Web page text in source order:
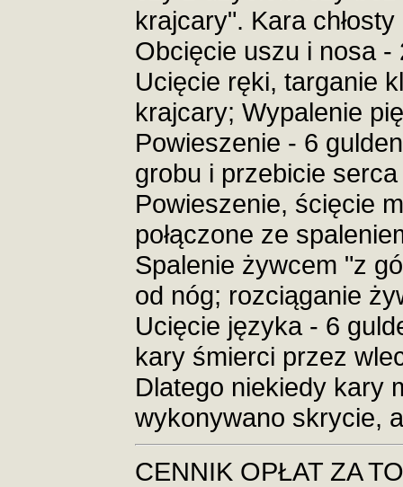
krajcary". Kara
Obcięcie uszu i nosa
Ucięcie ręki, targanie
krajcary; Wypalenie
Powieszenie - 6
grobu i przebicie
Powieszenie, ścięcie
połączone ze
Spalenie żywcem "z
od nóg; rozciąganie
Ucięcie języka - 6
kary śmierci przez
Dlatego niekiedy kary
wykonywano skrycie,
CENNIK OPŁAT ZA